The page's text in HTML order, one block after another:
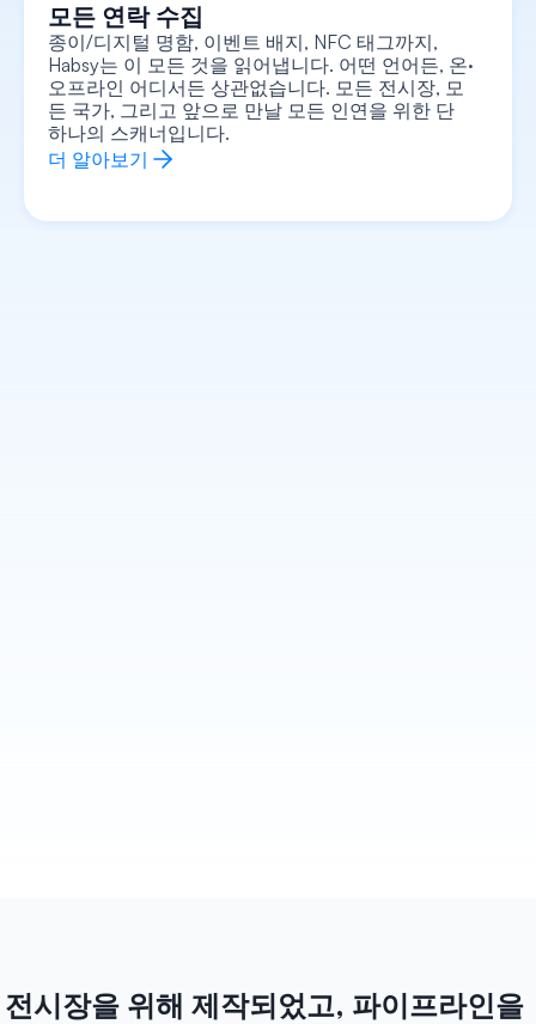
모든 연락 수집
종이/디지털 명함, 이벤트 배지, NFC 태그까지,
Habsy는 이 모든 것을 읽어냅니다. 어떤 언어든, 온·
오프라인 어디서든 상관없습니다. 모든 전시장, 모
든 국가, 그리고 앞으로 만날 모든 인연을 위한 단
하나의 스캐너입니다.
더 알아보기
모든 콘텍스트를 캡처하세요
명함에 음성 메모를 녹음하고, 텍스트 메모를 추가
하며, 사진이나 셀피를 첨부하고, 관심 신호를 기록
하는 등 모든 정보를 명함에 연동하여 관리하세요.
단순히 이름과 전화번호뿐만 아니라, 만남의 모든
맥락이 담긴 완벽한 정보를 가지고 돌아가실 수 있
습니다.
더 알아보기
전시장을 위해 제작되었고, 파이프라인을